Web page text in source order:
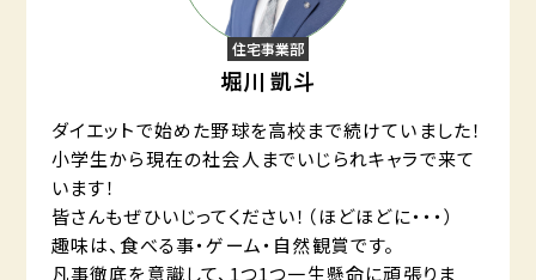
住宅事業部
堀川 凱斗
ダイエットで始めた野球を高校まで続けていました！
小学生から現在の社会人までいじられキャラで来て
います！
皆さんもぜひいじってください！（ほどほどに・・・）
趣味は、食べる事・ゲーム・自然観賞です。
凡事徹底を意識して、1つ1つ一生懸命に頑張りま